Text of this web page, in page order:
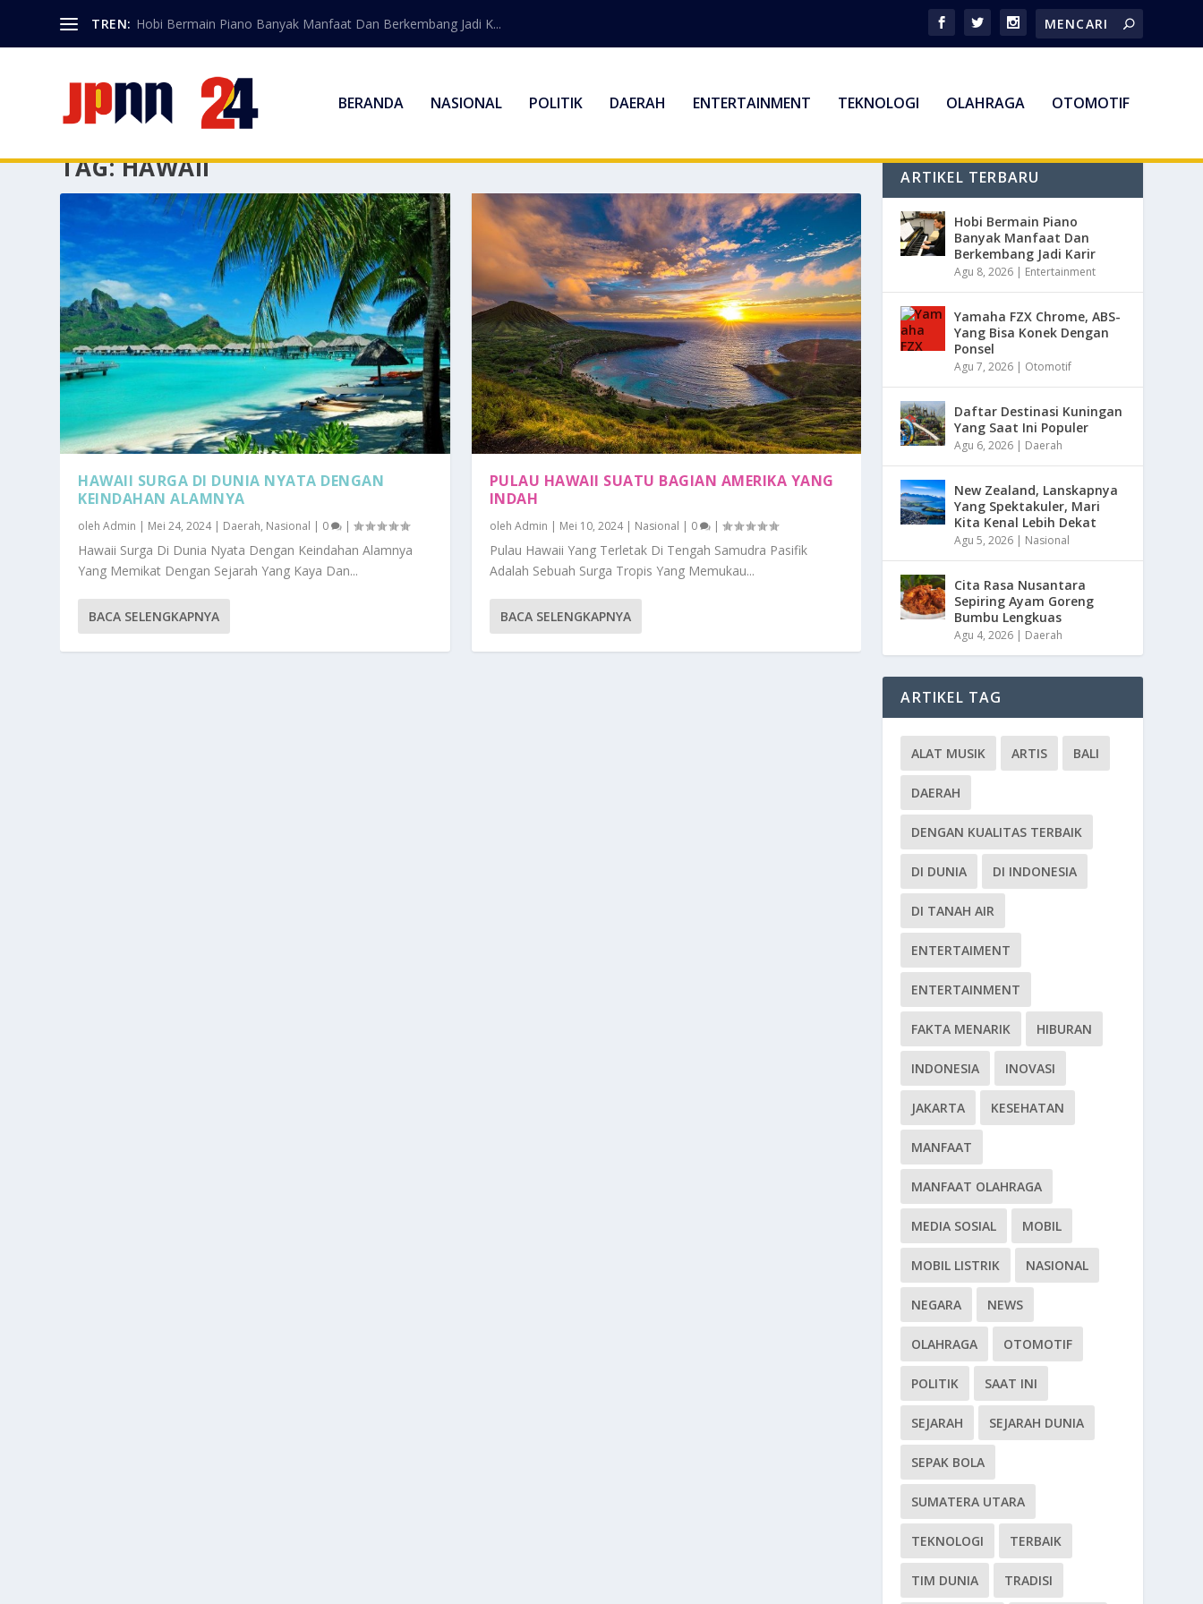
TREN: Hobi Bermain Piano Banyak Manfaat Dan Berkembang Jadi K...
BERANDA NASIONAL POLITIK DAERAH ENTERTAINMENT TEKNOLOGI OLAHRAGA OTOMOTIF
TAG:HAWAII
HAWAII SURGA DI DUNIA NYATA DENGAN
KEINDAHAN ALAMNYA
olehAdmin | Mei 24, 2024| Daerah, Nasional | 0 |
Hawaii Surga Di Dunia Nyata Dengan Keindahan Alamnya
Yang Memikat Dengan Sejarah Yang Kaya Dan...
BACA SELENGKAPNYA
PULAU HAWAII SUATU BAGIAN AMERIKA YANG
INDAH
oleh Admin | Mei 10, 2024| Nasional | 0 |
Pulau Hawaii Yang Terletak Di Tengah Samudra Pasifik
Adalah Sebuah Surga Tropis Yang Memukau...
BACA SELENGKAPNYA
ARTIKEL TERBARU
Hobi Bermain Piano
Banyak Manfaat Dan
Berkembang Jadi Karir
Agu 8, 2026 | Entertainment
Yamaha FZX Chrome, ABS-
Yang Bisa Konek Dengan
Ponsel
Agu 7, 2026 | Otomotif
Daftar Destinasi Kuningan
Yang Saat Ini Populer
Agu 6, 2026 | Daerah
New Zealand, Lanskapnya
Yang Spektakuler, Mari
Kita Kenal Lebih Dekat
Agu 5, 2026 | Nasional
Cita Rasa Nusantara
Sepiring Ayam Goreng
Bumbu Lengkuas
Agu 4, 2026 | Daerah
ARTIKEL TAG
ALAT MUSIK ARTIS BALI
DAERAH
DENGAN KUALITAS TERBAIK
DI DUNIA DI INDONESIA
DI TANAH AIR
ENTERTAIMENT
ENTERTAINMENT
FAKTA MENARIK HIBURAN
INDONESIA INOVASI
JAKARTA KESEHATAN
MANFAAT
MANFAAT OLAHRAGA
MEDIA SOSIAL MOBIL
MOBIL LISTRIK NASIONAL
NEGARA NEWS
OLAHRAGA OTOMOTIF
POLITIK SAAT INI
SEJARAH SEJARAH DUNIA
SEPAK BOLA
SUMATERA UTARA
TEKNOLOGI TERBAIK
TIM DUNIA TRADISI